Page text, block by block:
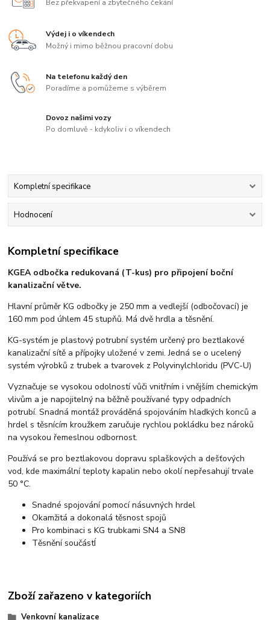
Bez překvapení a zbytečného čekání
Výdej i o víkendech
Možný i mimo běžnou pracovní dobu
Na telefonu každý den
Poradíme a pomůžeme s výběrem
Dovoz našimi vozy
Po domluvě - kdykoliv i o víkendech
Kompletní specifikace
Hodnocení
Kompletní specifikace
KGEA odbočka redukovaná (T-kus) pro připojení boční
kanalizační větve.
Hlavní průměr KG odbočky je 250 mm a vedlejší (odbočovací) je
160 mm pod úhlem 45 stupňů. Má dvě hrdla a těsnění.
KG-systém je plastový potrubní systém určený pro beztlakové
kanalizační sítě a přípojky uložené v zemi. Jedná se o ucelený
systém výrobků z trubek a tvarovek z Polyvinylchloridu (PVC-U)
Vyznačuje se vysokou odolností vůči vnitřním i vnějším chemickým
vlivům a je napojitelný na běžně používané typy odpadních
potrubí. Snadná montáž prováděná spojováním hladkých konců a
hrdel s těsnícím kroužkem zaručuje rychlou pokládku bez nároků
na vysokou řemeslnou odbornost.
Používá se pro beztlakovou dopravu splaškových a dešťových
vod, kde maximální teploty kapalin nebo okolí nepřesahují trvale
50 °C.
Snadné spojování pomocí násuvných hrdel
Okamžitá a dokonalá těsnost spojů
Pro kombinaci s KG trubkami SN4 a SN8
Těsnění součástÍ
Zboží zařazeno v kategoriích
Venkovní kanalizace